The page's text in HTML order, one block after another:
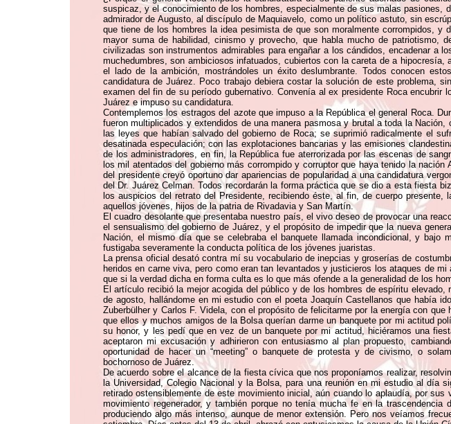
suspicaz, y el conocimiento de los hombres, especialmente de sus malas
admirador de Augusto, al discípulo de Maquiavelo, como un político astuto, sin
que tiene de los hombres la idea pesimista de que son moralmente corrompidos,
mayor suma de habilidad, cinismo y provecho, que habla mucho de
civilizadas son instrumentos admirables para engañar a los cándidos, encadenar
muchedumbres, son ambiciosos infatuados, cubiertos con la careta de a
el lado de la ambición, mostrándoles un éxito deslumbrante. Todos conocen
candidatura de Juárez. Poco trabajo debiera costar la solución de este problema,
examen del fin de su período gubernativo. Convenía al ex presidente Roca
Juárez e impuso su candidatura.
Contemplemos los estragos del azote que impuso a la República el general Roca.
fueron multiplicados y extendidos de una manera pasmosa y brutal a toda la
las leyes que habían salvado del gobierno de Roca; se suprimió radicalmente el
desatinada especulación; con las explotaciones bancarias y las emisiones
de los administradores, en fin, la República fue aterrorizada por las escenas de
los mil atentados del gobierno más corrompido y corruptor que haya tenido la
del presidente creyó oportuno dar apariencias de popularidad a una candidatura
del Dr. Juárez Celman. Todos recordarán la forma práctica que se dio a esta fiesta
los auspicios del retrato del Presidente, recibiendo éste, al fin, de cuerpo
aquellos jóvenes, hijos de la patria de Rivadavia y San Martín.
El cuadro desolante que presentaba nuestro país, el vivo deseo de provocar una
el sensualismo del gobierno de Juárez, y el propósito de impedir que la nueva
Nación, el mismo día que se celebraba el banquete llamada incondicional, y bajo
fustigaba severamente la conducta política de los jóvenes juaristas.
La prensa oficial desató contra mí su vocabulario de inepcias y groserías de
heridos en carne viva, pero como eran tan levantados y justicieros los ataques de
que si la verdad dicha en forma culta es lo que más ofende a la generalidad de los
El artículo recibió la mejor acogida del público y de los hombres de espíritu
de agosto, hallándome en mi estudio con el poeta Joaquín Castellanos que había
Zuberbülher y Carlos F. Videla, con el propósito de felicitarme por la energía con
que ellos y muchos amigos de la Bolsa querían darme un banquete por mi actitud
su honor, y les pedí que en vez de un banquete por mi actitud, hiciéramos una
aceptaron mi excusación y adhirieron con entusiasmo al plan propuesto,
oportunidad de hacer un “meeting” o banquete de protesta y de civismo, o
bochornoso de Juárez.
De acuerdo sobre el alcance de la fiesta cívica que nos proponíamos realizar,
la Universidad, Colegio Nacional y la Bolsa, para una reunión en mi estudio al
retirado ostensiblemente de este movimiento inicial, aún cuando lo aplaudía, por
movimiento regenerador, y también porque no tenía mucha fe en la
produciendo algo más intenso, aunque de menor extensión. Pero nos veíamos